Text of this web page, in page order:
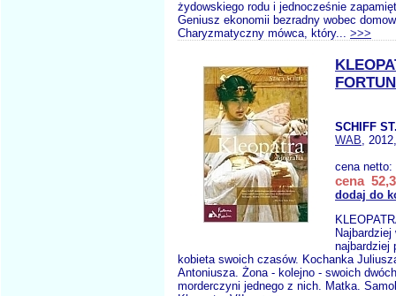
żydowskiego rodu i jednocześnie
Geniusz ekonomii bezradny wobec
Charyzmatyczny mówca, który... >>>
SCHIFF
WAB,
cena netto:
cena
dodaj do
Najbardziej
najbardziej
kobieta swoich czasów. Kochanka
Antoniusza. Żona - kolejno - swoich
morderczyni jednego z nich. Matka.